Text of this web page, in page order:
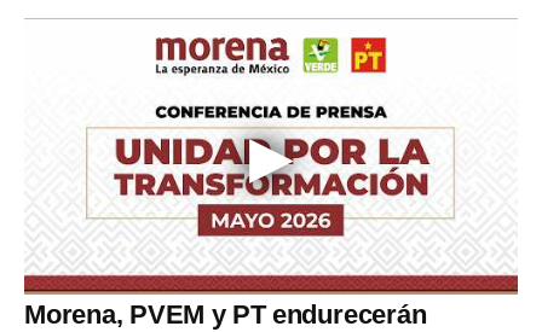
Morena, PVEM y PT endurecerán